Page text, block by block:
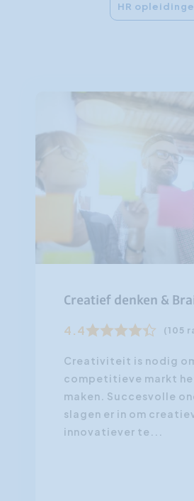
HR
Creatief denken &
4.4 (105
Creativiteit is nodig
competitieve markt
maken. Succesvolle
slagen er in om
innovatiever te...